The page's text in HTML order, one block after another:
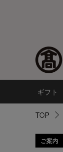
ギフト
TOP
ご案内